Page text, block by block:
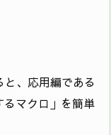
、応用編である
るマクロ」を簡単